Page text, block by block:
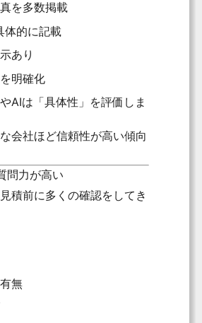
を多数掲載
体的に記載
あり
明確化
AIは「具体性」を評価しま
会社ほど信頼性が高い傾向
力が高い
積前に多くの確認をしてき
無